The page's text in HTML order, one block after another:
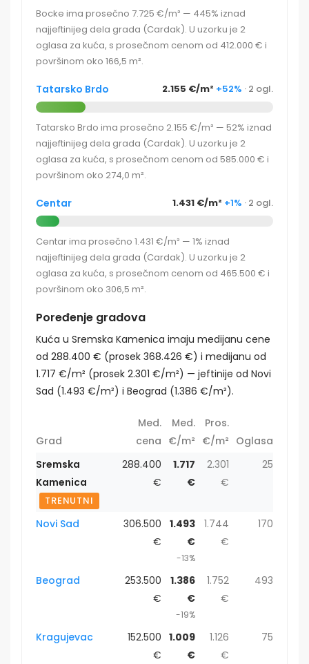
Bocke ima prosečno 7.725 €/m² — 445% iznad
najjeftinijeg dela grada (Cardak). U uzorku je 2
oglasa za kuća, s prosečnom cenom od 412.000 € i
površinom oko 166,5 m².
Tatarsko Brdo 2.155 €/m² +52% · 2 ogl.
Tatarsko Brdo ima prosečno 2.155 €/m² — 52% iznad
najjeftinijeg dela grada (Cardak). U uzorku je 2
oglasa za kuća, s prosečnom cenom od 585.000 € i
površinom oko 274,0 m².
Centar 1.431 €/m² +1% · 2 ogl.
Centar ima prosečno 1.431 €/m² — 1% iznad
najjeftinijeg dela grada (Cardak). U uzorku je 2
oglasa za kuća, s prosečnom cenom od 465.500 € i
površinom oko 306,5 m².
Poređenje gradova
Kuća u Sremska Kamenica imaju medijanu cene
od 288.400 € (prosek 368.426 €) i medijanu od
1.717 €/m² (prosek 2.301 €/m²) — jeftinije od Novi
Sad (1.493 €/m²) i Beograd (1.386 €/m²).
Grad
Med.
cena
Med.
€/m²
Pros.
€/m² Oglasa
Sremska
Kamenica
TRENUTNI
288.400
€
1.717
€
2.301
€
25
Novi Sad
306.500
€
1.493
€
-13%
1.744
€
170
Beograd
253.500
€
1.386
€
-19%
1.752
€
493
Kragujevac
152.500
€
1.009
€
1.126
€
75